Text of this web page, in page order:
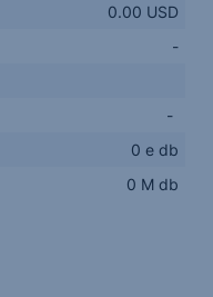
0.00 USD
-
-
0 e db
0 M db